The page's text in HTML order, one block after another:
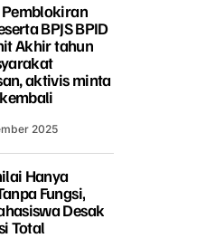
Pemblokiran
BPJS BPID
Akhir tahun
aktivis minta
2025
Hanya
Fungsi,
Desak
Total